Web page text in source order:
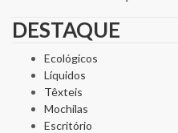
DESTAQUE
Ecológicos
Líquidos
Têxteis
Mochilas
Escritório